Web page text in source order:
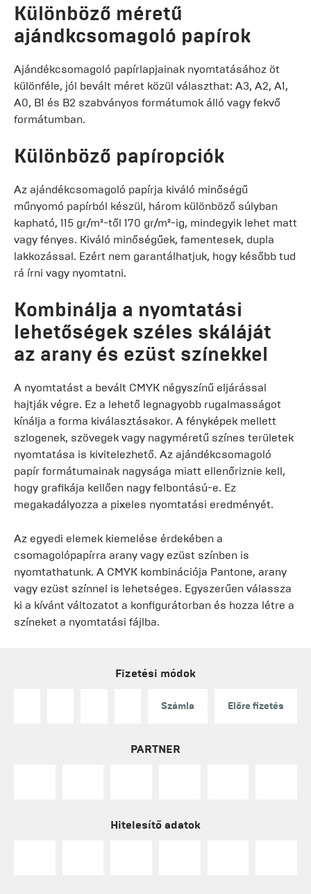
Különböző méretű
ajándkcsomagoló papírok
Ajándékcsomagoló papírlapjainak nyomtatásához öt
különféle, jól bevált méret közül választhat: A3, A2, A1,
A0, B1 és B2 szabványos formátumok álló vagy fekvő
formátumban.
Különböző papíropciók
Az ajándékcsomagoló papírja kiváló minőségű
műnyomó papírból készül, három különböző súlyban
kapható, 115 gr/m²-től 170 gr/m²-ig, mindegyik lehet matt
vagy fényes. Kiváló minőségűek, famentesek, dupla
lakkozással. Ezért nem garantálhatjuk, hogy később tud
rá írni vagy nyomtatni.
Kombinálja a nyomtatási
lehetőségek széles skáláját
az arany és ezüst színekkel
A nyomtatást a bevált CMYK négyszínű eljárással
hajtják végre. Ez a lehető legnagyobb rugalmasságot
kínálja a forma kiválasztásakor. A fényképek mellett
szlogenek, szövegek vagy nagyméretű színes területek
nyomtatása is kivitelezhető. Az ajándékcsomagoló
papír formátumainak nagysága miatt ellenőriznie kell,
hogy grafikája kellően nagy felbontású-e. Ez
megakadályozza a pixeles nyomtatási eredményét.
Az egyedi elemek kiemelése érdekében a
csomagolópapírra arany vagy ezüst színben is
nyomtathatunk. A CMYK kombinációja Pantone, arany
vagy ezüst színnel is lehetséges. Egyszerűen válassza
ki a kívánt változatot a konfigurátorban és hozza létre a
színeket a nyomtatási fájlba.
Fizetési módok
Számla Előre fizetés
PARTNER
Hitelesítő adatok